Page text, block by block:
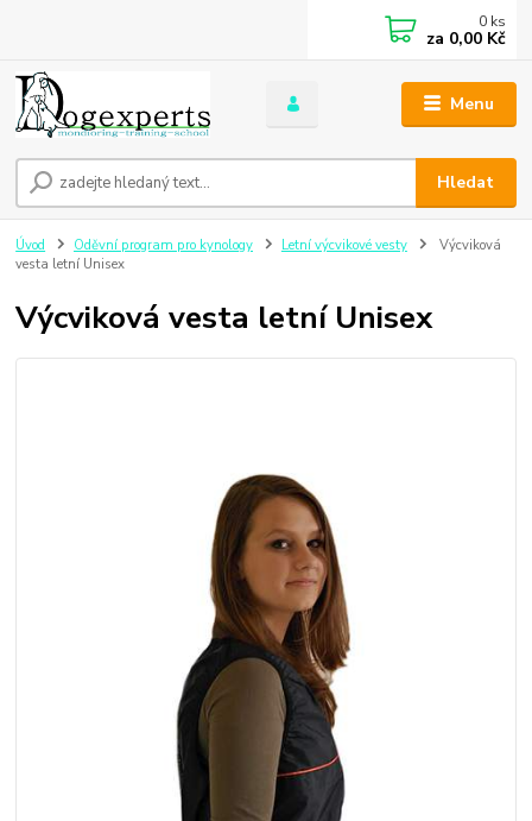
Menu
Hledat
0 ks
za 0,00 Kč
Úvod Oděvní program pro kynology Letní výcvikové vesty
Výcviková
vesta letní Unisex
Výcviková vesta letní Unisex